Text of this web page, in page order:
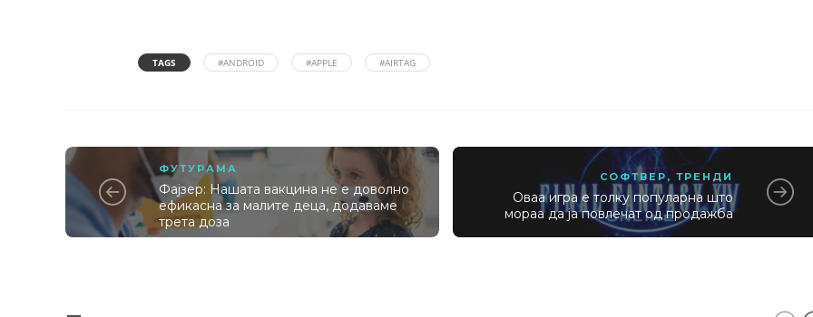
TAGS #ANDROID #APPLE #AIRTAG
ФУТУРАМА
Фајзер: Нашата вакцина не е доволно
ефикасна за малите деца, додаваме
трета доза
СОФТВЕР ,ТРЕНДИ
Оваа игра е толку популарна што
мораа да ја повлечат од продажба